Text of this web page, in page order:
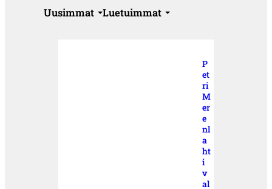
Uusimmat Luetuimmat
P
et
ri
M
er
e
nl
a
ht
i
v
al